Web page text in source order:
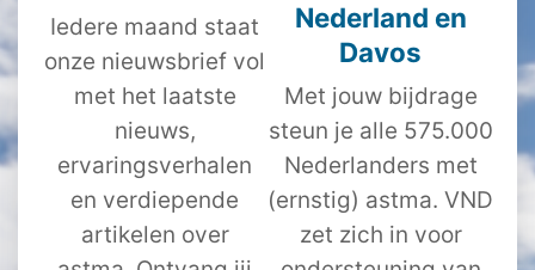
Iedere maand staat
onze nieuwsbrief vol
met het laatste
nieuws,
ervaringsverhalen
en verdiepende
artikelen over
Nederland en
Davos
Met jouw bijdrage
steun je alle 575.000
Nederlanders met
(ernstig) astma. VND
zet zich in voor